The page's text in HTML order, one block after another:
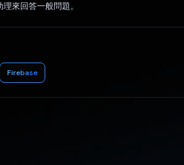
來回答一般問題。
Firebase